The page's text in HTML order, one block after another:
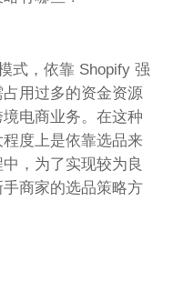
式，依靠 Shopify 强
用过多的资金资源
电商业务。在这种
度上是依靠选品来
，为了实现较为良
商家的选品策略方